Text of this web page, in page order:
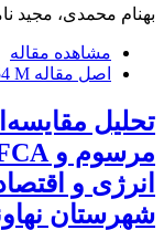
بهنام محمدی، مجید
مشاهده مقاله
اصل مقاله M
تحلیل
انرژی و
شهرستان